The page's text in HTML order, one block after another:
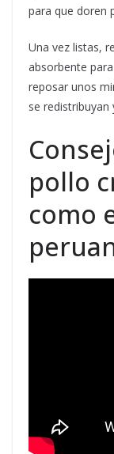
para que doren
Una vez listas,
absorbente
reposar unos
se
pollo
como